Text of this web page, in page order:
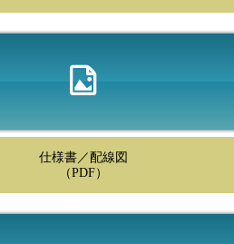
仕様書／配線図
（PDF）